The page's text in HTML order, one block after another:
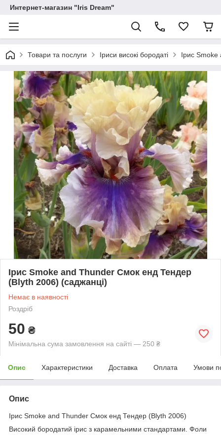
Интернет-магазин "Iris Dream"
Товари та послуги Іриси високі бородаті Ірис
Ірис Smoke and Thunder Смок енд Тендер
(Blyth 2006) (саджанці)
Немає в наявності
Роздріб
50 ₴
Мінімальна сума замовлення на сайті — 250 ₴
Опис Характеристики Доставка Оплата Умови
Опис
Ірис Smoke and Thunder Смок енд Тендер (Blyth 2006)
Високий бородатий ірис з карамельними стандартами. Фоли